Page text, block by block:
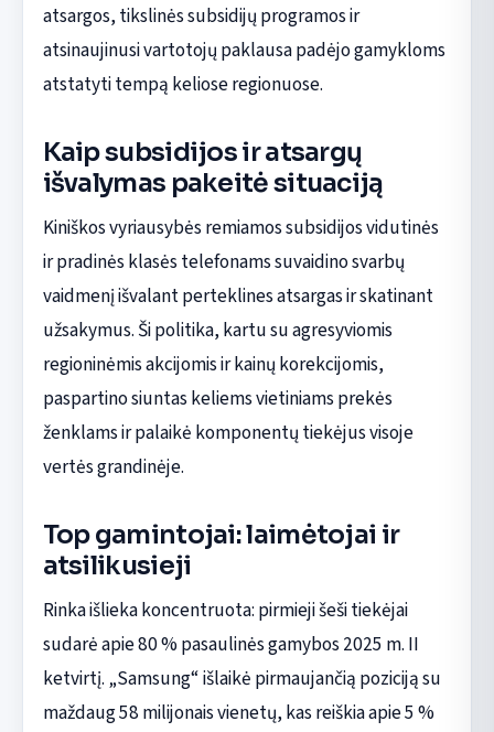
atsargos, tikslinės subsidijų programos ir
atsinaujinusi vartotojų paklausa padėjo gamykloms
atstatyti tempą keliose regionuose.
Kaip subsidijos ir atsargų
išvalymas pakeitė situaciją
Kiniškos vyriausybės remiamos subsidijos vidutinės
ir pradinės klasės telefonams suvaidino svarbų
vaidmenį išvalant perteklines atsargas ir skatinant
užsakymus. Ši politika, kartu su agresyviomis
regioninėmis akcijomis ir kainų korekcijomis,
paspartino siuntas keliems vietiniams prekės
ženklams ir palaikė komponentų tiekėjus visoje
vertės grandinėje.
Top gamintojai: laimėtojai ir
atsilikusieji
Rinka išlieka koncentruota: pirmieji šeši tiekėjai
sudarė apie 80 % pasaulinės gamybos 2025 m. II
ketvirtį. „Samsung“ išlaikė pirmaujančią poziciją su
maždaug 58 milijonais vienetų, kas reiškia apie 5 %